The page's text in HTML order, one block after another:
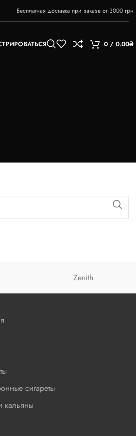
Бесплатная доставка при заказе от 3000 грн
0 / 0.00₴
Zenith
сигареты
кальяны